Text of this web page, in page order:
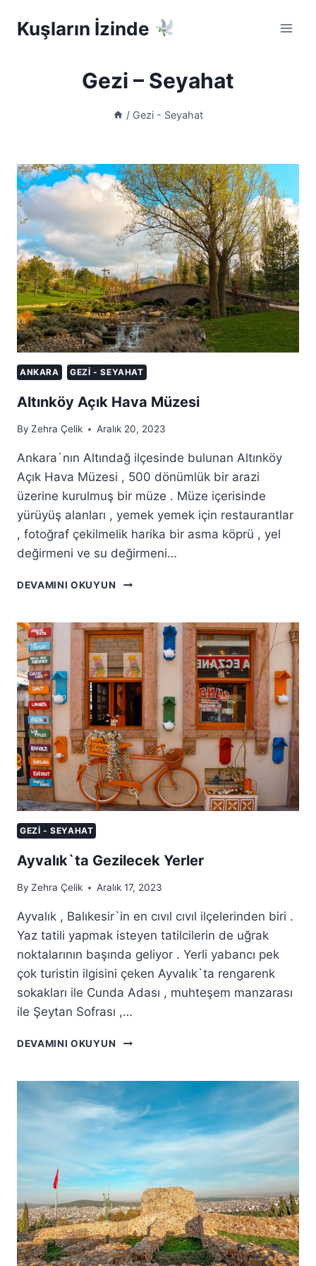
Kuşların İzinde
Gezi – Seyahat
/ Gezi - Seyahat
ANKARA GEZI - SEYAHAT
Altınköy Açık Hava Müzesi
By Zehra Çelik Aralık 20, 2023
Ankara`nın Altındağ ilçesinde bulunan Altınköy
Açık Hava Müzesi , 500 dönümlük bir arazi
üzerine kurulmuş bir müze . Müze içerisinde
yürüyüş alanları , yemek yemek için restaurantlar
, fotoğraf çekilmelik harika bir asma köprü , yel
değirmeni ve su değirmeni…
DEVAMINI OKUYUN
ALTINKÖY
MÜZESI
GEZI - SEYAHAT
Ayvalık`ta Gezilecek Yerler
By Zehra Çelik Aralık 17, 2023
Ayvalık , Balıkesir`in en cıvıl cıvıl ilçelerinden biri .
Yaz tatili yapmak isteyen tatilcilerin de uğrak
noktalarının başında geliyor . Yerli yabancı pek
çok turistin ilgisini çeken Ayvalık`ta rengarenk
sokakları ile Cunda Adası , muhteşem manzarası
ile Şeytan Sofrası ,…
DEVAMINI OKUYUN
AYVALIK`TA